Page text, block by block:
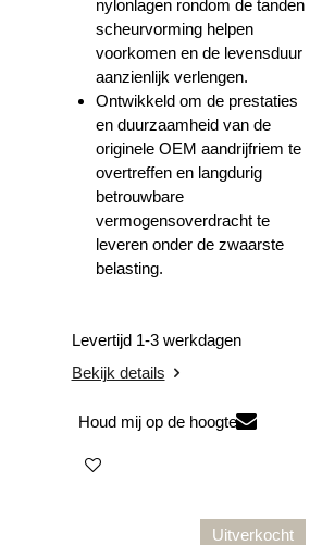
nylonlagen rondom de tanden
scheurvorming helpen
voorkomen en de levensduur
aanzienlijk verlengen.
Ontwikkeld om de prestaties
en duurzaamheid van de
originele OEM aandrijfriem te
overtreffen en langdurig
betrouwbare
vermogensoverdracht te
leveren onder de zwaarste
belasting.
Levertijd 1-3 werkdagen
Bekijk details
Houd mij op de hoogte
Uitverkocht